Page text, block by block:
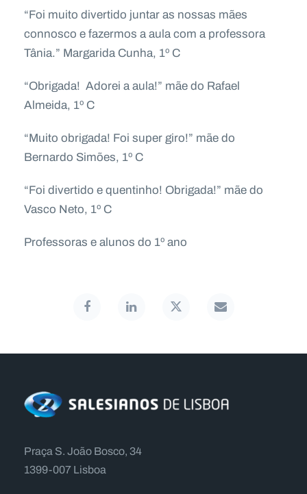
“Foi muito divertido juntar as nossas mães
connosco e fazermos a aula com a professora
Tânia.” Margarida Cunha, 1º C
“Obrigada! Adorei a aula!” mãe do Rafael
Almeida, 1º C
“Muito obrigada! Foi super giro!” mãe do
Bernardo Simões, 1º C
“Foi divertido e quentinho! Obrigada!” mãe do
Vasco Neto, 1º C
Professoras e alunos do 1º ano
Praça S. João Bosco, 34
1399-007 Lisboa